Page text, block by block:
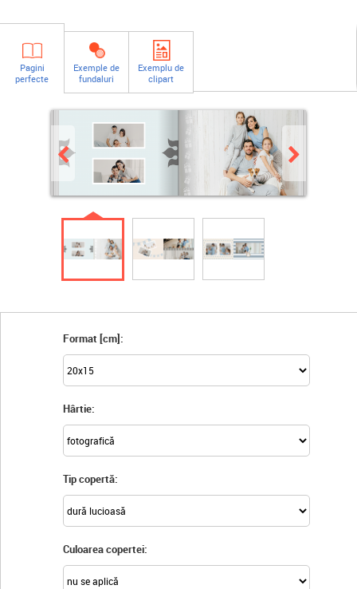
Pagini
perfecte
Exemple de
fundaluri
Exemplu de
clipart
Format [cm]:
Hârtie:
Tip copertă:
Culoarea copertei: